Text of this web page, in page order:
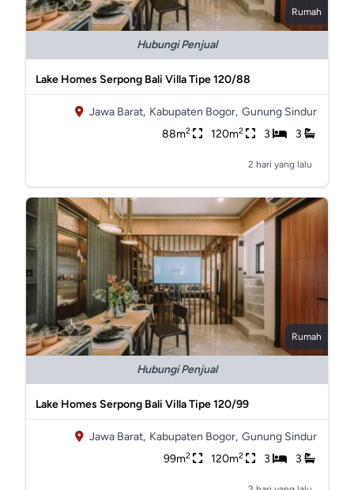
Rumah
Hubungi Penjual
Lake Homes Serpong Bali Villa Tipe 120/88
Jawa Barat, Kabupaten Bogor, Gunung Sindur
88m2 120m2 3 3
2 hari yang lalu
Rumah
Hubungi Penjual
Lake Homes Serpong Bali Villa Tipe 120/99
Jawa Barat, Kabupaten Bogor, Gunung Sindur
99m2 120m2 3 3